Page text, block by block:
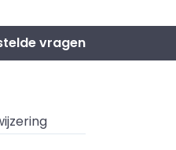
vragen